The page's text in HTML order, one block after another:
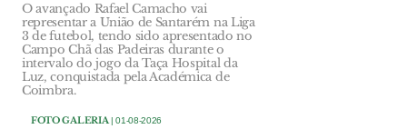
O avançado Rafael Camacho vai
representar a União de Santarém na Liga
3 de futebol, tendo sido apresentado no
Campo Chã das Padeiras durante o
intervalo do jogo da Taça Hospital da
Luz, conquistada pela Académica de
Coimbra.
FOTO GALERIA | 01-08-2026